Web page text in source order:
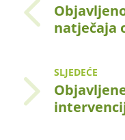
natječaja
SLJEDEĆE